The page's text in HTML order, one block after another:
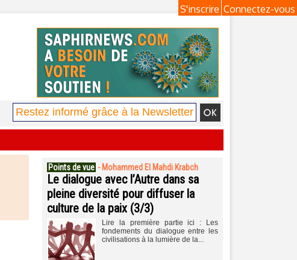
Connectez-vous
S'inscrire
Points de vue - Mohammed El Mahdi Krabch
Le dialogue avec l’Autre dans sa
pleine diversité pour diffuser la
culture de la paix (3/3)
Lire la première partie ici : Les
fondements du dialogue entre les
civilisations à la lumière de la...